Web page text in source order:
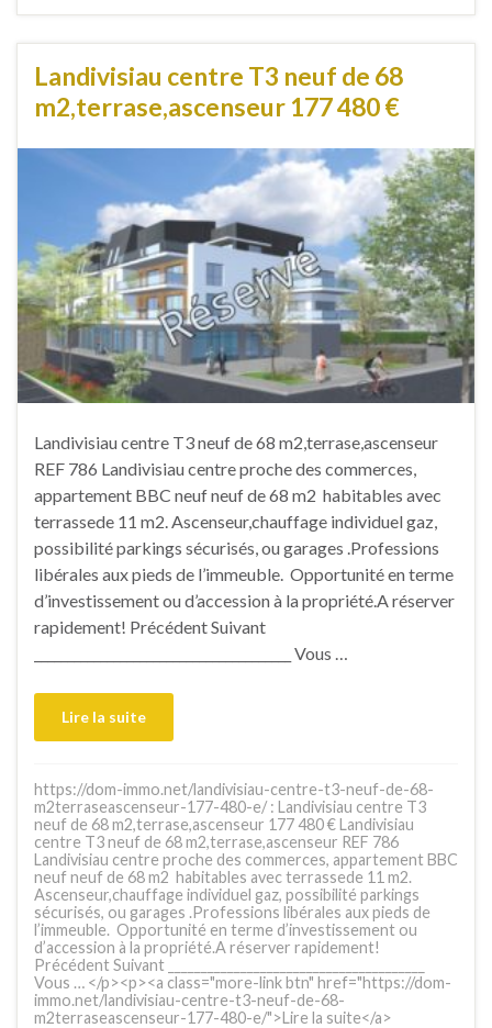
Landivisiau centre T3 neuf de 68
m2,terrase,ascenseur 177 480 €
Landivisiau centre T3 neuf de 68 m2,terrase,ascenseur
REF 786 Landivisiau centre proche des commerces,
appartement BBC neuf neuf de 68 m2 habitables avec
terrassede 11 m2. Ascenseur,chauffage individuel gaz,
possibilité parkings sécurisés, ou garages .Professions
libérales aux pieds de l’immeuble. Opportunité en terme
d’investissement ou d’accession à la propriété.A réserver
rapidement! Précédent Suivant
_______________________________________ Vous …
Lire la suite
https://dom-immo.net/landivisiau-centre-t3-neuf-de-68-
m2terraseascenseur-177-480-e/ : Landivisiau centre T3
neuf de 68 m2,terrase,ascenseur 177 480 € Landivisiau
centre T3 neuf de 68 m2,terrase,ascenseur REF 786
Landivisiau centre proche des commerces, appartement BBC
neuf neuf de 68 m2 habitables avec terrassede 11 m2.
Ascenseur,chauffage individuel gaz, possibilité parkings
sécurisés, ou garages .Professions libérales aux pieds de
l’immeuble. Opportunité en terme d’investissement ou
d’accession à la propriété.A réserver rapidement!
Précédent Suivant _______________________________________
Vous … </p><p><a class="more-link btn" href="https://dom-
immo.net/landivisiau-centre-t3-neuf-de-68-
m2terraseascenseur-177-480-e/">Lire la suite</a>